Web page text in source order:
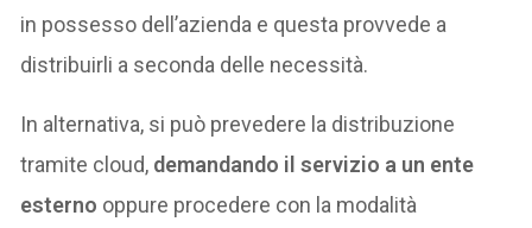
in possesso dell’azienda e questa provvede a
distribuirli a seconda delle necessità.
In alternativa, si può prevedere la distribuzione
tramite cloud, demandando il servizio a un ente
esterno oppure procedere con la modalità